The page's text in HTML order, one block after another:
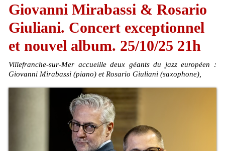
Giovanni Mirabassi & Rosario
Giuliani. Concert exceptionnel
et nouvel album. 25/10/25 21h
Villefranche-sur-Mer accueille deux géants du jazz européen :
Giovanni Mirabassi (piano) et Rosario Giuliani (saxophone),